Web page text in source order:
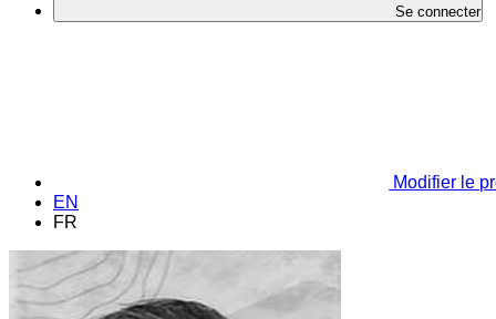
Se connecter
Modifier le
EN
FR